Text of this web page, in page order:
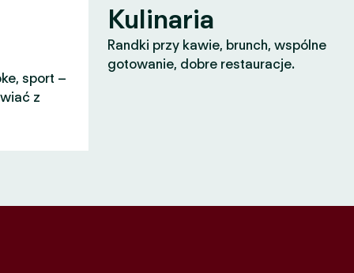
sport –
z
Kulinaria
Randki przy kawie, brunch, wspólne
gotowanie, dobre restauracje.